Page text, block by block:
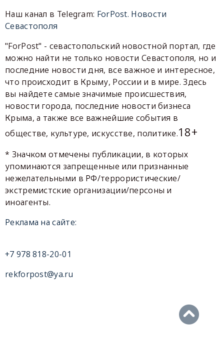
Наш канал в Telegram: ForPost. Новости
Севастополя
"ForPost" - севастопольский новостной портал, где
можно найти не только новости Севастополя, но и
последние новости дня, все важное и интересное,
что происходит в Крыму, России и в мире. Здесь
вы найдете самые значимые происшествия,
новости города, последние новости бизнеса
Крыма, а также все важнейшие события в
обществе, культуре, искусстве, политике.18+
* Значком отмечены публикации, в которых
упоминаются запрещенные или признанные
нежелательными в РФ/террористические/
экстремистские организации/персоны и
иноагенты.
Реклама на сайте:
+7 978 818-20-01
rekforpost@ya.ru